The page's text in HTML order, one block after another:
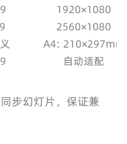
1920×1080
2560×1080
A4: 210×297mm
自动适配
步幻灯片，保证兼